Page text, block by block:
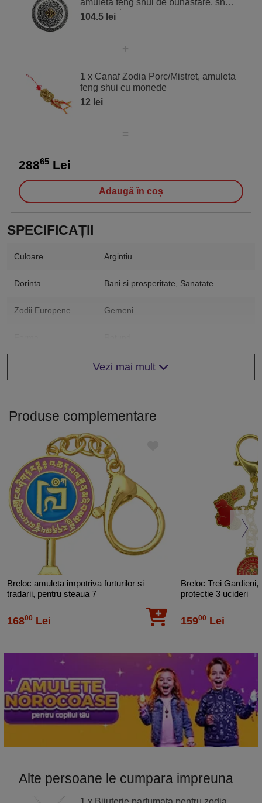
amuletă feng shui de bunăstare, snur
negru, unisex
104.5 lei
1 x Canaf Zodia Porc/Mistret, amuleta
feng shui cu monede
12 lei
28865 Lei
Adaugă în coș
SPECIFICAȚII
Culoare Argintiu
Dorinta Bani si prosperitate, Sanatate
Zodii Europene Gemeni
Vezi mai mult
Produse complementare
Breloc amuleta impotriva furturilor si
tradarii, pentru steaua 7
16800 Lei
Breloc Trei Gardieni,
protecție 3 ucideri
15900 Lei
Alte persoane le cumpara impreuna